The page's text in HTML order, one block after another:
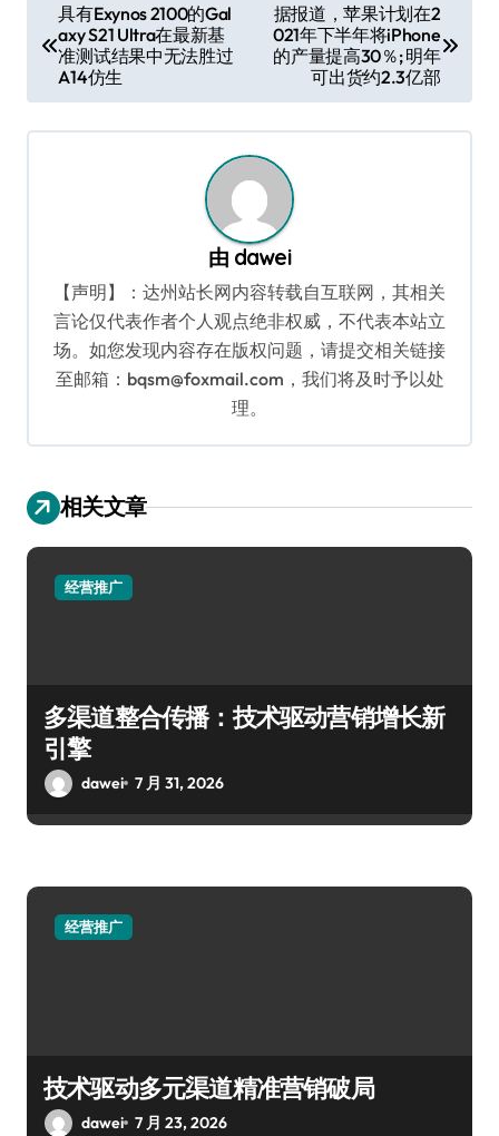
章
具有Exynos 2100的Gal
axy S21 Ultra在最新基
准测试结果中无法胜过
A14仿生
据报道，苹果计划在2
021年下半年将iPhone
的产量提高30％; 明年
可出货约2.3亿部
由 dawei
【声明】：达州站长网内容转载自互联网，其相关
言论仅代表作者个人观点绝非权威，不代表本站立
场。如您发现内容存在版权问题，请提交相关链接
至邮箱：bqsm@foxmail.com，我们将及时予以处
理。
相关文章
经营推广
多渠道整合传播：技术驱动营销增长新
引擎
dawei 7 月 31, 2026
经营推广
技术驱动多元渠道精准营销破局
dawei 7 月 23, 2026